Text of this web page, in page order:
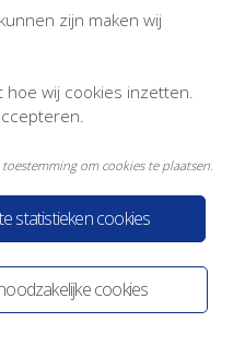
Yardzorgsites.nl
cookies
statistieken cookies
zijn maken wij
hoe wij cookies inzetten.
om cookies te plaatsen.